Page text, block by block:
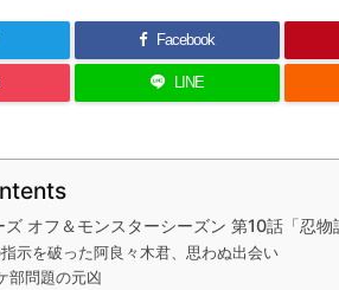
Facebook
LINE
ズ オフ＆モンスターシーズン 第10話「忍
示を破った阿良々木君、思わぬ出会い
部問題の元凶